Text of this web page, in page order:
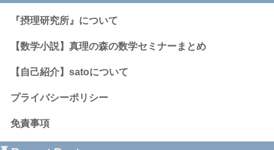
『摂理研究所』について
【数学小説】真理の森の数学セミナーまとめ
【自己紹介】satoについて
プライバシーポリシー
免責事項